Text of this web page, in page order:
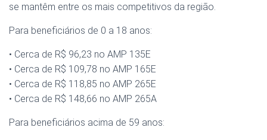
se mantêm entre os mais competitivos da região.
Para beneficiários de 0 a 18 anos:
• Cerca de R$ 96,23 no AMP 135E
• Cerca de R$ 109,78 no AMP 165E
• Cerca de R$ 118,85 no AMP 265E
• Cerca de R$ 148,66 no AMP 265A
Para beneficiários acima de 59 anos: